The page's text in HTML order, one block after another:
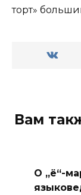
торт»
Вам
О „ё“-